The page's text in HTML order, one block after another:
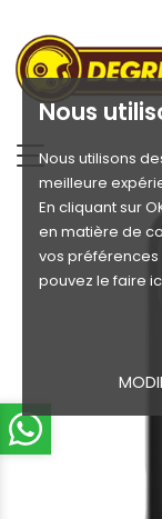
Nous
Nous utilisons
meilleure
En cliquant sur
en matière de
vos
pouvez le faire